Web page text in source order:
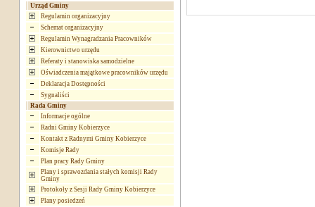
Urząd Gminy
Regulamin organizacyjny
Schemat organizacyjny
Regulamin Wynagradzania Pracowników
Kierownictwo urzędu
Referaty i stanowiska samodzielne
Oświadczenia majątkowe pracowników urzędu
Deklaracja Dostępności
Sygnaliści
Rada Gminy
Informacje ogólne
Radni Gminy Kobierzyce
Kontakt z Radnymi Gminy Kobierzyce
Komisje Rady
Plan pracy Rady Gminy
Plany i sprawozdania stałych komisji Rady
Gminy
Protokoły z Sesji Rady Gminy Kobierzyce
Plany posiedzeń